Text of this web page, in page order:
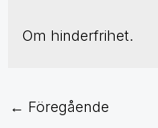
Om hinderfrihet.
← Föregående